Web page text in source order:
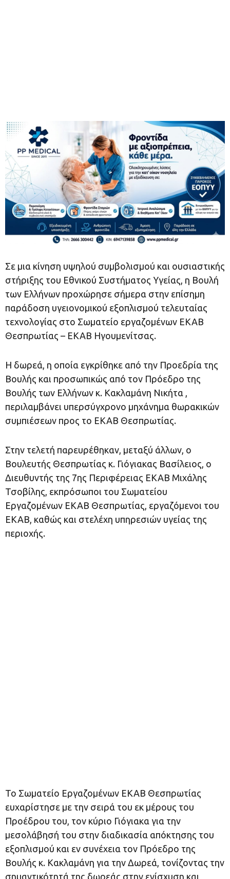
Σε μια κίνηση υψηλού συμβολισμού και ουσιαστικής
στήριξης του Εθνικού Συστήματος Υγείας, η Βουλή
των Ελλήνων προχώρησε σήμερα στην επίσημη
παράδοση υγειονομικού εξοπλισμού τελευταίας
τεχνολογίας στο Σωματείο εργαζομένων ΕΚΑΒ
Θεσπρωτίας – ΕΚΑΒ Ηγουμενίτσας.
Η δωρεά, η οποία εγκρίθηκε από τηv Προεδρία της
Βουλής και προσωπικώς από τον Πρόεδρο της
Βουλής των Ελλήνων κ. Κακλαμάνη Νικήτα ,
περιλαμβάνει υπερσύγχρονο μηχάνημα θωρακικών
συμπιέσεων προς το ΕΚΑΒ Θεσπρωτίας.
Στην τελετή παρευρέθηκαν, μεταξύ άλλων, ο
Βουλευτής Θεσπρωτίας κ. Γιόγιακας Βασίλειος, ο
Διευθυντής της 7ης Περιφέρειας ΕΚΑΒ Μιχάλης
Τσοβίλης, εκπρόσωποι του Σωματείου
Εργαζομένων ΕΚΑΒ Θεσπρωτίας, εργαζόμενοι του
ΕΚΑΒ, καθώς και στελέχη υπηρεσιών υγείας της
περιοχής.
Το Σωματείο Εργαζομένων ΕΚΑΒ Θεσπρωτίας
ευχαρίστησε με την σειρά του εκ μέρους του
Προέδρου του, τον κύριο Γιόγιακα για την
μεσολάβησή του στην διαδικασία απόκτησης του
εξοπλισμού και εν συνέχεια τον Πρόεδρο της
Βουλής κ. Κακλαμάνη για την Δωρεά, τονίζοντας την
σημαντικότητά της δωρεάς στην ενίσχυση και